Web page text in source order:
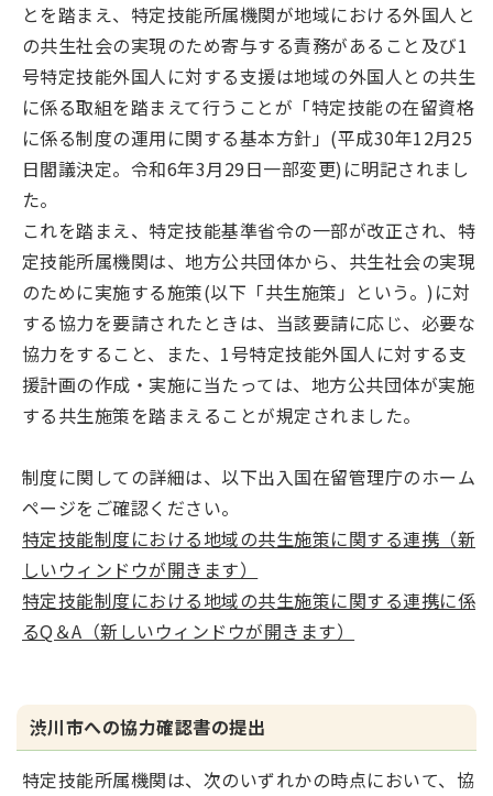
とを踏まえ、特定技能所属機関が地域における外国人と
の共生社会の実現のため寄与する責務があること及び1
号特定技能外国人に対する支援は地域の外国人との共生
に係る取組を踏まえて行うことが「特定技能の在留資格
に係る制度の運用に関する基本方針」(平成30年12月25
日閣議決定。令和6年3月29日一部変更)に明記されまし
た。
これを踏まえ、特定技能基準省令の一部が改正され、特
定技能所属機関は、地方公共団体から、共生社会の実現
のために実施する施策(以下「共生施策」という。)に対
する協力を要請されたときは、当該要請に応じ、必要な
協力をすること、また、1号特定技能外国人に対する支
援計画の作成・実施に当たっては、地方公共団体が実施
する共生施策を踏まえることが規定されました。
制度に関しての詳細は、以下出入国在留管理庁のホーム
ページをご確認ください。
特定技能制度における地域の共生施策に関する連携（新
しいウィンドウが開きます）
特定技能制度における地域の共生施策に関する連携に係
るQ＆A（新しいウィンドウが開きます）
渋川市への協力確認書の提出
特定技能所属機関は、次のいずれかの時点において、協